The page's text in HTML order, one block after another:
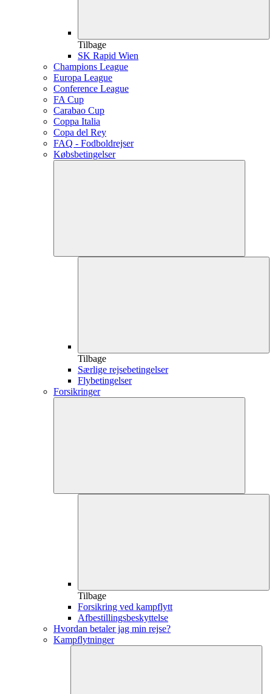
Tilbage
SK Rapid Wien
Champions League
Europa League
Conference League
FA Cup
Carabao Cup
Coppa Italia
Copa del Rey
FAQ - Fodboldrejser
Købsbetingelser
Tilbage
Særlige rejsebetingelser
Flybetingelser
Forsikringer
Tilbage
Forsikring ved kampflytt
Afbestillingsbeskyttelse
Hvordan betaler jag min rejse?
Kampflytninger